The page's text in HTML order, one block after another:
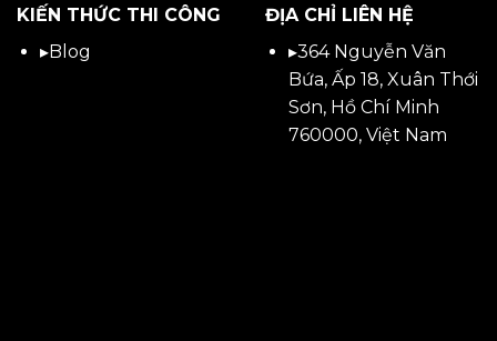
KIẾN THỨC THI CÔNG
▸Blog
ĐỊA CHỈ LIÊN HỆ
▸364 Nguyễn Văn
Bứa, Ấp 18, Xuân Thới
Sơn, Hồ Chí Minh
760000, Việt Nam